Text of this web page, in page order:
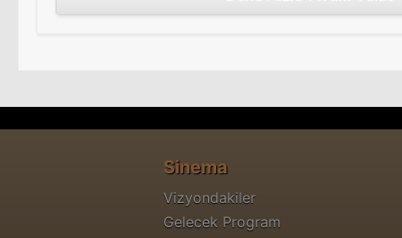
Sinema
Vizyondakiler
Gelecek Program